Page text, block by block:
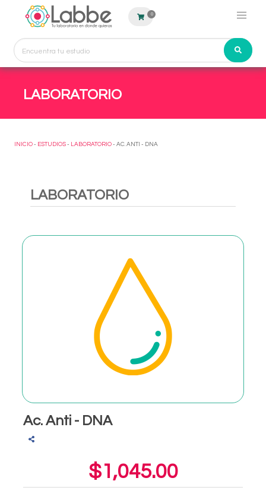
0
LABORATORIO
INICIO - ESTUDIOS - LABORATORIO - AC. ANTI - DNA
LABORATORIO
Ac. Anti - DNA
$1,045.00